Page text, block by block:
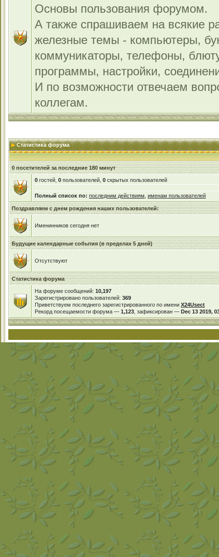
Основы пользования форумом.
А также спрашиваем на всякие
железные темы - компьютеры,
коммуникаторы, телефоны,
программы, настройки,
И по возможности отвечаем
коллегам.
Статистика форума
0 посетителей за последние 180 минут
0 гостей, 0 пользователей, 0 скрытых пользователей
Полный список по: последним действиям именам пользователей
Поздравляем с днем рождения наших пользователей:
Именинников сегодня нет
Будущие календарные события (в пределах 5 дней)
Отсутствуют
Статистика форума
На форуме сообщений: 10,197
Зарегистрировано пользователей: 369
Приветствуем последнего зарегистрированного по имени X24Usect
Рекорд посещаемости форума — 1,123 , зафиксирован — Dec 13 2019,